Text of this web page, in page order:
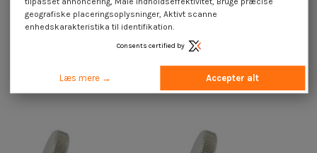
Vis m-hastighed riflet M4X25
geografiske placeringsoplysninger, Aktivt scanne
enhedskarakteristika til identifikation.
Consents certified by
Læs mere → Accepter alt